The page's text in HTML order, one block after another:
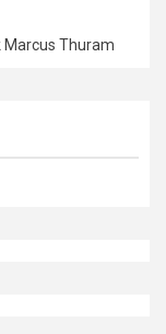
Marcus Thuram